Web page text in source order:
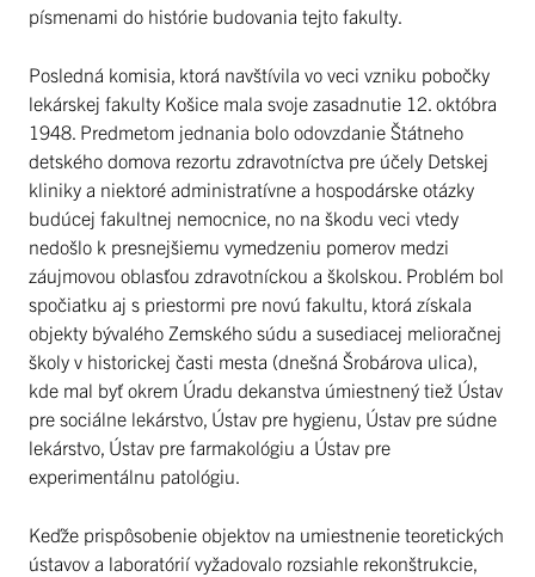
písmenami do histórie budovania tejto fakulty.
Posledná komisia, ktorá navštívila vo veci vzniku pobočky
lekárskej fakulty Košice mala svoje zasadnutie 12. októbra
1948. Predmetom jednania bolo odovzdanie Štátneho
detského domova rezortu zdravotníctva pre účely Detskej
kliniky a niektoré administratívne a hospodárske otázky
budúcej fakultnej nemocnice, no na škodu veci vtedy
nedošlo k presnejšiemu vymedzeniu pomerov medzi
záujmovou oblasťou zdravotníckou a školskou. Problém bol
spočiatku aj s priestormi pre novú fakultu, ktorá získala
objekty bývalého Zemského súdu a susediacej melioračnej
školy v historickej časti mesta (dnešná Šrobárova ulica),
kde mal byť okrem Úradu dekanstva úmiestnený tiež Ústav
pre sociálne lekárstvo, Ústav pre hygienu, Ústav pre súdne
lekárstvo, Ústav pre farmakológiu a Ústav pre
experimentálnu patológiu.
Keďže prispôsobenie objektov na umiestnenie teoretických
ústavov a laboratórií vyžadovalo rozsiahle rekonštrukcie,